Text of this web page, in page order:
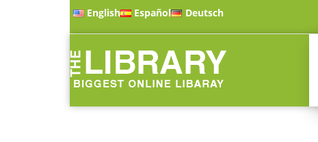
English Español Deutsch